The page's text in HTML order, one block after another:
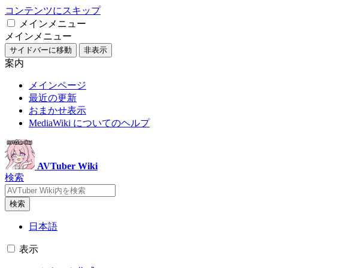
コンテンツにスキップ
メインメニュー
メインメニュー
サイドバーに移動 非表示
案内
メインページ
最近の更新
おまかせ表示
MediaWiki についてのヘルプ
AVTuber Wiki
検索
検索
日本語
表示